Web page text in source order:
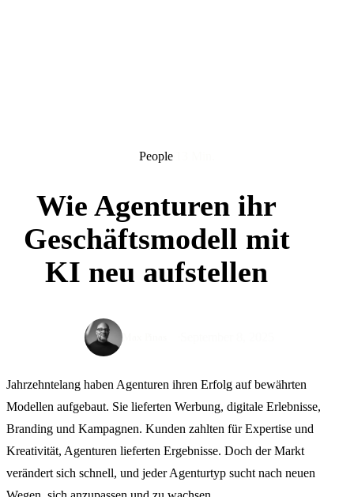
People
Wie Agenturen ihr
Geschäftsmodell mit
KI neu aufstellen
Max Pinas
Jahrzehntelang haben Agenturen ihren Erfolg auf bewährten
Modellen aufgebaut. Sie lieferten Werbung, digitale Erlebnisse,
Branding und Kampagnen. Kunden zahlten für Expertise und
Kreativität, Agenturen lieferten Ergebnisse. Doch der Markt
verändert sich schnell, und jeder Agenturtyp sucht nach neuen